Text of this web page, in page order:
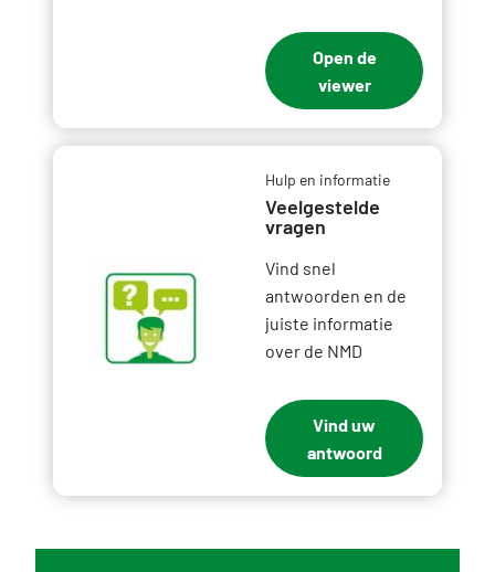
Open de
viewer
Hulp en informatie
Veelgestelde
vragen
Vind snel
antwoorden en de
juiste informatie
over de NMD
Vind uw
antwoord